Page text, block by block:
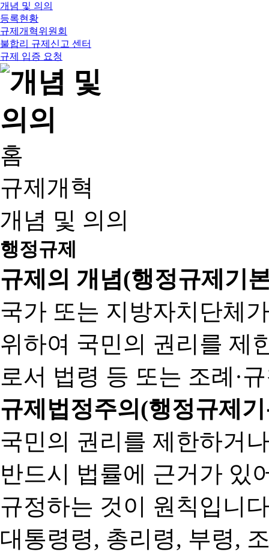
개념 및 의의
등록현황
규제개혁위원회
불합리 규제신고 센터
규제 입증 요청
홈
규제개혁
개념 및 의의
행정규제
규제의 개념(행정규제기
국가 또는 지방자치단체
위하여 국민의 권리를 제
로서 법령 등 또는 조례·
규제법정주의(행정규제
국민의 권리를 제한하거
반드시 법률에 근거가 있
규정하는 것이 원칙입니
대통령령, 총리령, 부령,